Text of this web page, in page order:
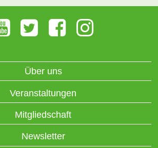
Über uns
Veranstaltungen
Mitgliedschaft
Newsletter